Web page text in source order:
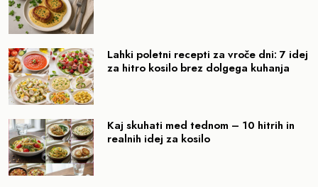
Lahki poletni recepti za vroče dni: 7 idej
za hitro kosilo brez dolgega kuhanja
Kaj skuhati med tednom – 10 hitrih in
realnih idej za kosilo